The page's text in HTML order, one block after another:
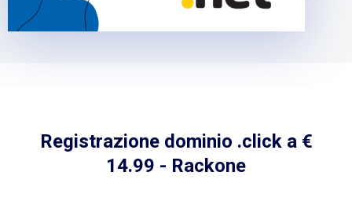
Registrazione dominio .click a €
14.99 - Rackone